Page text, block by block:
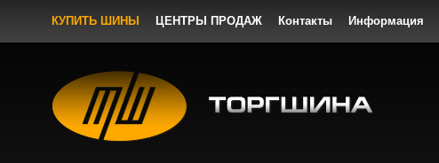
КУПИТЬ ШИНЫ ЦЕНТРЫ ПРОДАЖ Контакты Информация